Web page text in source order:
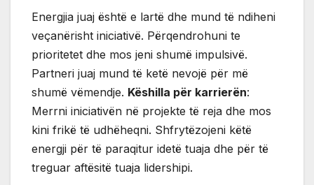
Energjia juaj është e lartë dhe mund të ndiheni
veçanërisht iniciativë. Përqendrohuni te
prioritetet dhe mos jeni shumë impulsivë.
Partneri juaj mund të ketë nevojë për më
shumë vëmendje. Këshilla për karrierën:
Merrni iniciativën në projekte të reja dhe mos
kini frikë të udhëheqni. Shfrytëzojeni këtë
energji për të paraqitur idetë tuaja dhe për të
treguar aftësitë tuaja lidershipi.